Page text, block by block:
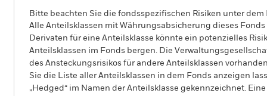
Bitte beachten Sie die fondsspezifischen Risiken unter dem
Alle Anteilsklassen mit Währungsabsicherung dieses
Derivaten für eine Anteilsklasse könnte ein potenzielles
Anteilsklassen im Fonds bergen. Die
des Ansteckungsrisikos für andere Anteilsklassen
Sie die Liste aller Anteilsklassen in dem Fonds anzeigen
„Hedged“ im Namen der Anteilsklasse gekennzeichnet.